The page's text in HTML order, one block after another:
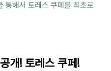
통해서 토레스 쿠페를 최초로
개! 토레스 쿠페!